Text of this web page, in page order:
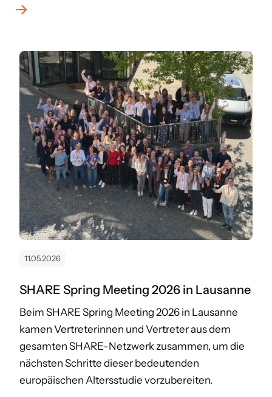
11.05.2026
SHARE Spring Meeting 2026 in Lausanne
Beim SHARE Spring Meeting 2026 in Lausanne
kamen Vertreterinnen und Vertreter aus dem
gesamten SHARE-Netzwerk zusammen, um die
nächsten Schritte dieser bedeutenden
europäischen Altersstudie vorzubereiten.